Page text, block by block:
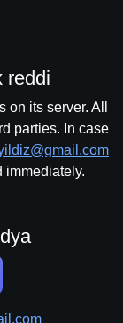
reddi
its server. All
parties. In case